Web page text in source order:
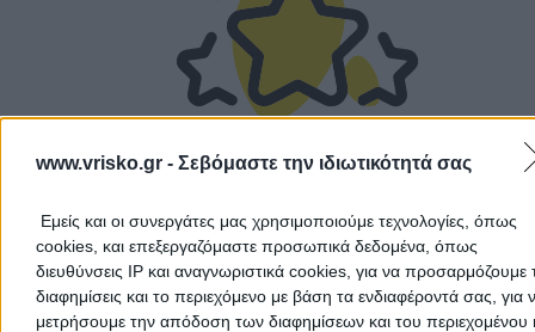
www.vrisko.gr - Σεβόμαστε την ιδιωτικότητά σας
Εμείς και οι συνεργάτες μας χρησιμοποιούμε τεχνολογίες, όπως
cookies, και επεξεργαζόμαστε προσωπικά δεδομένα, όπως
διευθύνσεις IP και αναγνωριστικά cookies, για να προσαρμόζουμε
διαφημίσεις και το περιεχόμενο με βάση τα ενδιαφέροντά σας, για
μετρήσουμε την απόδοση των διαφημίσεων και του περιεχομένου
Δεν υπάρχουν ακόμα αξιολογήσεις
αξιολόγηση. Γίνετε ο πρώτος που θα μοιραστεί την
του και βοηθήστε άλλους χρήστες να κάνουν τη σωστή
επιλογή!